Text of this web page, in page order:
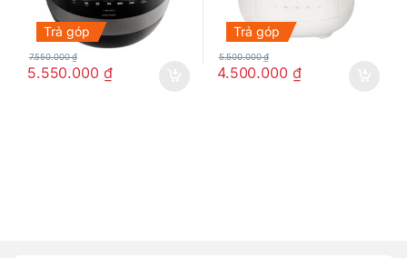
Trả góp
5.550.000 ₫
7.550.000₫
Trả góp
4.500.000 ₫
5.500.000₫